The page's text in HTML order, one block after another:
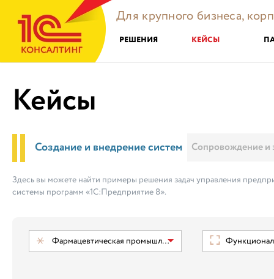
Для крупного бизнеса,
РЕШЕНИЯ КЕЙСЫ
Кейсы
Создание и внедрение систем Сопровождение и
Здесь вы можете найти примеры решения задач управления
системы программ «1С:Предприятие 8».
Фармацевтическая промышленность